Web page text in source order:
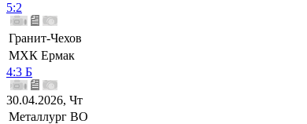
5:2
Гранит-Чехов
МХК Ермак
4:3 Б
30.04.2026, Чт
Металлург ВО